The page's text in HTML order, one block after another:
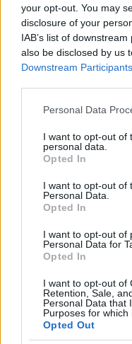
your opt-out. You may
disclosure of your
IAB’s list of
also be disclosed by us
Downstream Participants
Please note that this
not limited to your visit
grant or deny consent
use your data for below
consent section.
Personal Data
I want to opt-out of
personal data.
Opted In
I want to opt-out of
Personal Data.
Opted In
I want to opt-out of
Personal Data for
Opted In
I want to opt-out of
Retention, Sale,
Personal Data that
Purposes for which
Opted Out
LUOGHI DA VEDERE
Scopri Bressanone,
sua affascinante
Alessandro Tassinari · 8 Ago
LUOGHI DA VEDERE